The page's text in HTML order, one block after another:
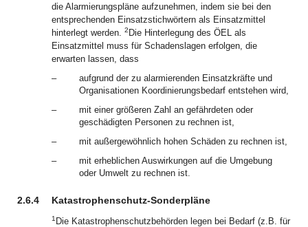
die Alarmierungspläne aufzunehmen, indem sie bei den
entsprechenden Einsatzstichwörtern als Einsatzmittel
hinterlegt werden. 2 Die Hinterlegung des ÖEL als
Einsatzmittel muss für Schadenslagen erfolgen, die
erwarten lassen, dass
–
aufgrund der zu alarmierenden Einsatzkräfte und
Organisationen Koordinierungsbedarf entstehen wird,
–
mit einer größeren Zahl an gefährdeten oder
geschädigten Personen zu rechnen ist,
–
mit außergewöhnlich hohen Schäden zu rechnen ist,
–
mit erheblichen Auswirkungen auf die Umgebung
oder Umwelt zu rechnen ist.
2.6.4 Katastrophenschutz-Sonderpläne
1 Die Katastrophenschutzbehörden legen bei Bedarf (z.B. für